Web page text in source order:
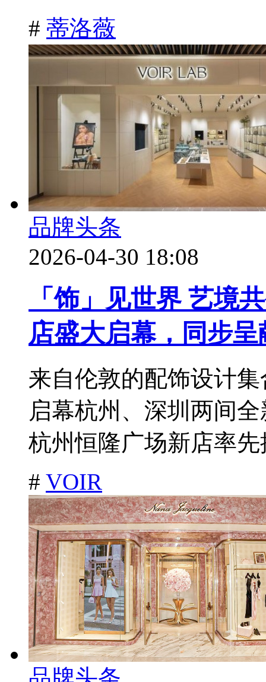
# 蒂洛薇
品牌头条
2026-04-30 18:08
「饰」见世界 艺境
店盛大启幕，同步
来自伦敦的配饰设计
启幕杭州、深圳两间
杭州恒隆广场新店率先
# VOIR